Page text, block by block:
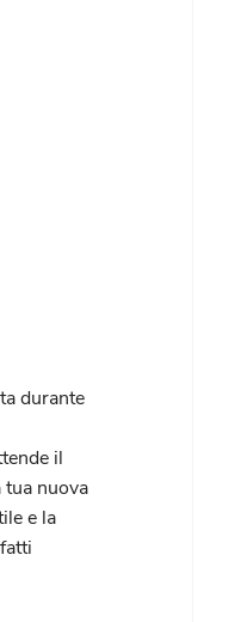
durante
il
nuova
e la